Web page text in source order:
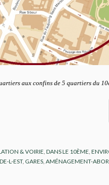
aux confins de 5 quartiers du
& VOIRIE,DANS LE 10ÈME,
L-EST, GARES, AMÉNAGEMENT-